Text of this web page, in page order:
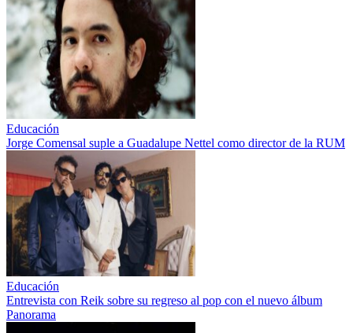
Educación
Jorge Comensal suple a Guadalupe Nettel como director de la RUM
Educación
Entrevista con Reik sobre su regreso al pop con el nuevo álbum
Panorama